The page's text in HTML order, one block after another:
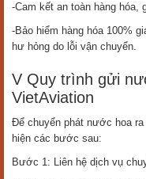
-Cam kết an toàn hàng hóa,
-Bảo hiểm hàng hóa 100%
hư hỏng do lỗi vận chuyển.
V Quy trình gửi
VietAviation
Để chuyển phát nước hoa
hiện các bước sau:
Bước 1: Liên hệ dịch vụ